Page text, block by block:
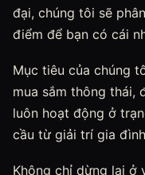
đại, chúng tôi sẽ
điểm để bạn có cái
Mục tiêu của chúng
mua sắm thông thái,
luôn hoạt động ở
cầu từ giải trí gia
Không chỉ dừng lại ở